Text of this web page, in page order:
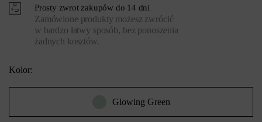
Prosty zwrot zakupów do 14 dni
Zamówione produkty możesz zwrócić
w bardzo łatwy sposób, bez ponoszenia
żadnych kosztów.
Kolor:
Glowing Green